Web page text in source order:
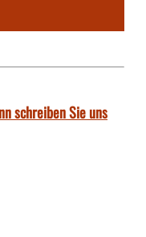
schreiben Sie uns